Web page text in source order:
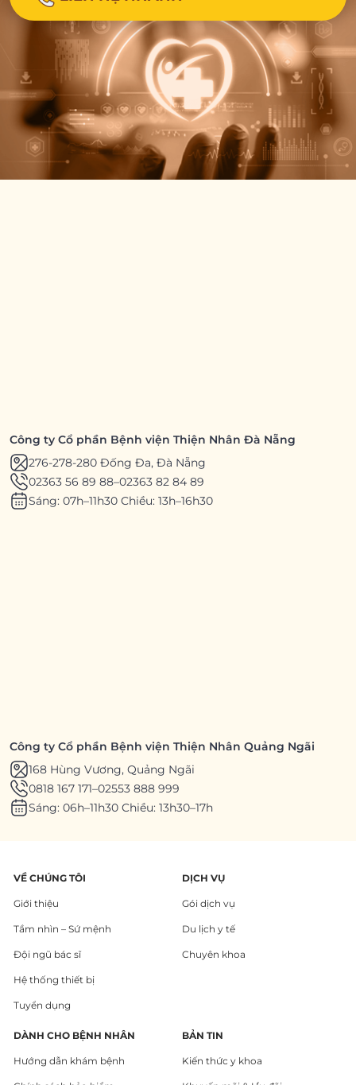
Công ty Cổ phần Bệnh viện Thiện Nhân Đà Nẵng
276-278-280 Đống Đa, Đà Nẵng
02363 56 89 88–02363 82 84 89
Sáng: 07h–11h30 Chiều: 13h–16h30
Công ty Cổ phần Bệnh viện Thiện Nhân Quảng Ngãi
168 Hùng Vương, Quảng Ngãi
0818 167 171–02553 888 999
Sáng: 06h–11h30 Chiều: 13h30–17h
VỀ CHÚNG TÔI
Giới thiệu
Tầm nhìn – Sứ mệnh
Đội ngũ bác sĩ
Hệ thống thiết bị
Tuyển dụng
DỊCH VỤ
Gói dịch vụ
Du lịch y tế
Chuyên khoa
DÀNH CHO BỆNH NHÂN
Hướng dẫn khám bệnh
BẢN TIN
Kiến thức y khoa